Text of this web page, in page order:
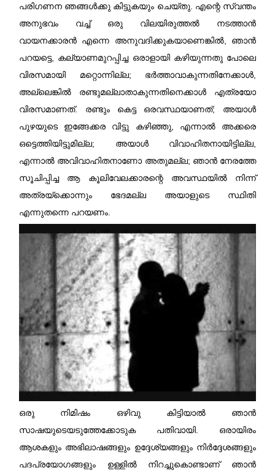
പരിഗണന ഞങ്ങൾക്കു കിട്ടുകയും ചെയ്തു. എന്റെ സ്വന്തം
അനുഭവം വച്ച് ഒരു വിലയിരുത്തൽ നടത്താൻ
വായനക്കാരൻ എന്നെ അനുവദിക്കുകയാണെങ്കിൽ, ഞാൻ
പറയട്ടെ, കല്യാണമുറപ്പിച്ച ഒരാളായി കഴിയുന്നതു പോലെ
വിരസമായി മറ്റൊന്നില്ല; ഭർത്താവാകുന്നതിനേക്കാൾ,
അല്ലെങ്കിൽ രണ്ടുമല്ലാതാകുന്നതിനെക്കാൾ എത്രയോ
വിരസമാണത്. രണ്ടും കെട്ട ഒരവസ്ഥയാണത്; അയാൾ
പുഴയുടെ ഇങ്ങേക്കര വിട്ടു കഴിഞ്ഞു, എന്നാൽ അക്കരെ
ഒട്ടെത്തിയിട്ടുമില്ല; അയാൾ വിവാഹിതനായിട്ടില്ല,
എന്നാൽ അവിവാഹിതനാണോ അതുമല്ല; ഞാൻ നേരത്തേ
സൂചിപ്പിച്ച ആ കൂലിവേലക്കാരന്റെ അവസ്ഥയിൽ നിന്ന്
അത്രയ്ക്കൊന്നും ഭേദമല്ല അയാളുടെ സ്ഥിതി
എന്നുതന്നെ പറയണം.
ഒരു നിമിഷം ഒഴിവു കിട്ടിയാൽ ഞാൻ
സാഷയുടെയടുത്തേക്കോടുക പതിവായി. ഒരായിരം
ആശകളും അഭിലാഷങ്ങളും ഉദ്ദേശ്യങ്ങളും നിർദ്ദേശങ്ങളും
പദപ്രയോഗങ്ങളും ഉള്ളിൽ നിറച്ചുകൊണ്ടാണ്‌ ഞാൻ